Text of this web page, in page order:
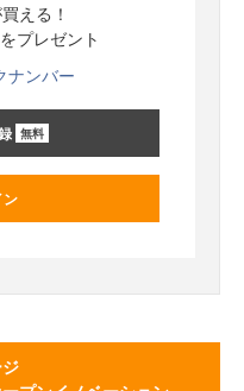
える！
プレゼント
ナンバー
無料
ン